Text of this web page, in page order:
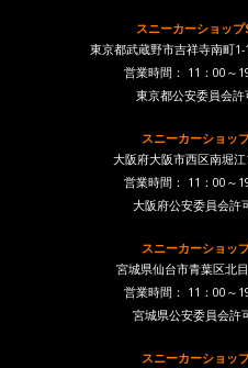
スニーカーショッ
東京都武蔵野市吉祥寺南町1-
営業時間： 11：00～
東京都公安委員会
スニーカーショッ
大阪府大阪市西区南堀江
営業時間： 11：00～
大阪府公安委員会許
スニーカーショッ
宮城県仙台市青葉区北
営業時間： 11：00～
宮城県公安委員会許
スニーカーショッ